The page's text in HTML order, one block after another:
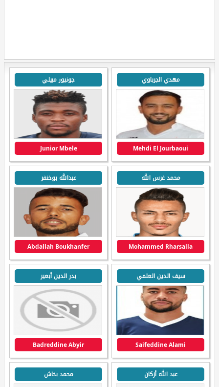
مهدي الجرباوي
Mehdi El Jourbaoui
جونيور مبيلي
Junior Mbele
محمد غرس الله
Mohammed Rharsalla
عبدالله بوخنفر
Abdallah Boukhanfer
سيف الدين العلمي
Saifeddine Alami
بدر الدين أبعير
Badreddine Abyir
عبد الله أزكان محمد بخاش